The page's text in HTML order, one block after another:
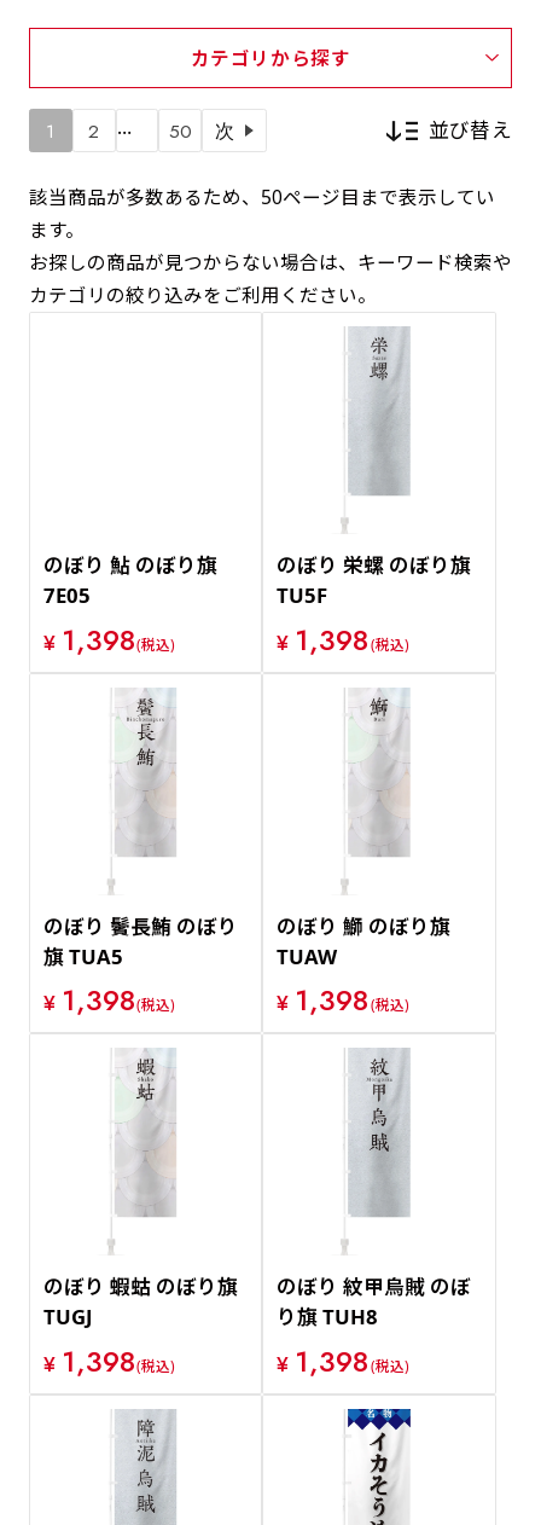
カテゴリから探す
1 2 … 50 次 並び替え
新着順
価格が安い順
価格が高い順
該当商品が多数あるため、50ページ目まで表示してい
ます。
お探しの商品が見つからない場合は、キーワード検索や
カテゴリの絞り込みをご利用ください。
のぼり 鮎 のぼり旗
7E05
¥ 1,398(税込)
のぼり 栄螺 のぼり旗
TU5F
¥ 1,398(税込)
のぼり 鬢長鮪 のぼり
旗 TUA5
¥ 1,398(税込)
のぼり 鰤 のぼり旗
TUAW
¥ 1,398(税込)
のぼり 蝦蛄 のぼり旗
TUGJ
¥ 1,398(税込)
のぼり 紋甲烏賊 のぼ
り旗 TUH8
¥ 1,398(税込)